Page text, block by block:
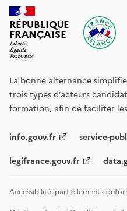
RÉPUBLIQUE
FRANÇAISE
La bonne alternance
trois types d’acteurs
formation, afin de faciliter
info.gouv.fr service-
legifrance.gouv.fr
Accessibilité: partiellement